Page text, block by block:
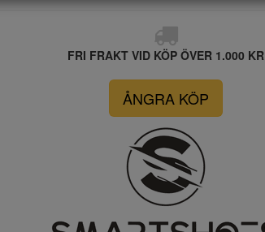
FRI FRAKT VID KÖP ÖVER 1.000 KR
ÅNGRA KÖP